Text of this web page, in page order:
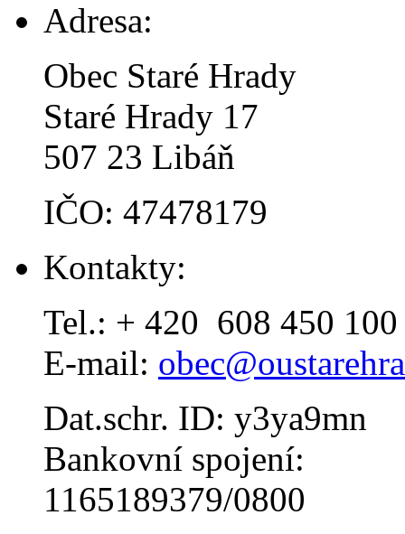
Adresa:
Obec Staré Hrady
Staré Hrady 17
507 23 Libáň
IČO: 47478179
Kontakty:
Tel.: + 420 608 450 100
E-mail:
Dat.schr. ID: y3ya9mn
Bankovní spojení:
1165189379/0800